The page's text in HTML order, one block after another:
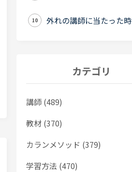
10 外れの講師に当たった時
カテゴリ
講師 (489)
教材 (370)
カランメソッド (379)
学習方法 (470)